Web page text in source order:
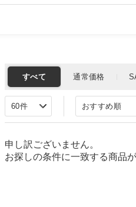
申し訳ございません。
お探しの条件に一致する商品